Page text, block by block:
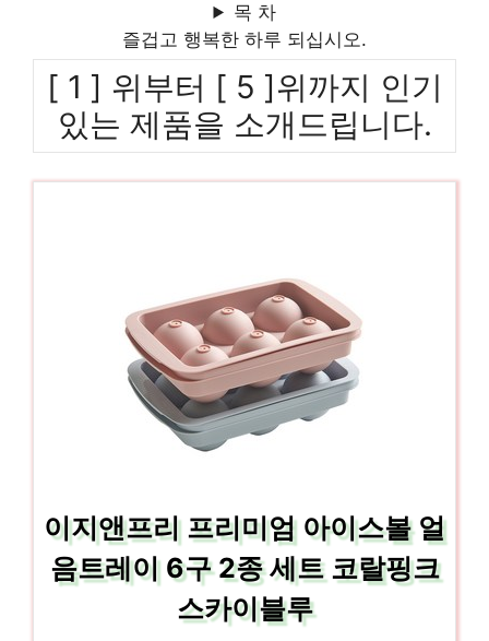
목 차
즐겁고 행복한 하루 되십시오.
[ 1 ] 위부터 [ 5 ]위까지 인기
있는 제품을 소개드립니다.
이지앤프리 프리미엄 아이스볼 얼
음트레이 6구 2종 세트 코랄핑크
스카이블루